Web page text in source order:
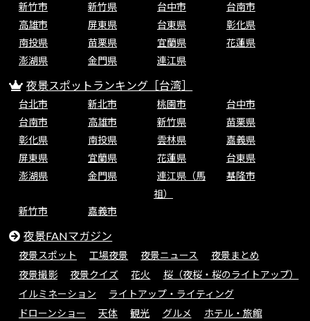
新竹市
新竹県 台中市
台南市
高雄市
屏東県 台東県
彰化県
南投県
苗栗県 宜蘭県
花蓮県
澎湖県
金門県 連江県
夜景スポットランキング［台湾］
台北市 新北市 桃園市
台中市
台南市
高雄市 新竹県
苗栗県
彰化県
南投県 雲林県
嘉義県
屏東県
宜蘭県 花蓮県
台東県
澎湖県
金門県
連江県（馬
祖）
基隆市
新竹市 嘉義市
夜景FANマガジン
夜景スポット 工場夜景 夜景ニュース
夜景まとめ
夜景撮影
夜景クイズ 花火
桜（夜桜・桜のライトアップ）
イルミネーション
ライトアップ・ライティング
ドローンショー
天体 観光 グルメ ホテル・旅館